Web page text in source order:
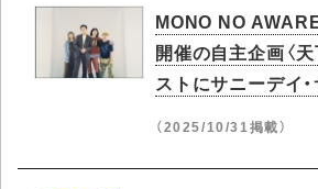
MONO NO
開催の自主企画〈
ストにサニーデイ
（2025/10/31掲載）